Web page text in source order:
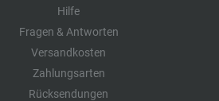
Hilfe
Fragen & Antworten
Versandkosten
Zahlungsarten
Rücksendungen